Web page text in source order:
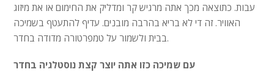
עבות. כתוצאה מכך אתה מרגיש קר ומדליק את החימום או את מיזוג
האוויר. זה די לא בריא בהרבה מובנים. עדיף להתעטף בשמיכה
בבית ולשמור על טמפרטורה מדודה בחדר.
עם שמיכה כזו אתה יוצר קצת נוסטלגיה בחדר